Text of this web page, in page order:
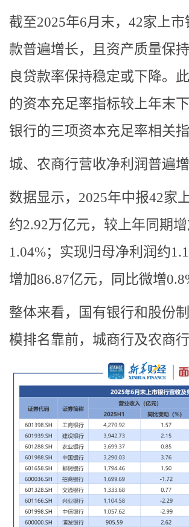
截至2025年6月末，42家上
款普遍增长，且资产质量保
良贷款率保持稳定或下降。
的资本充足率指标较上年末
银行的三项资本充足率相关
城、农商行营收净利润普遍
数据显示，2025年中报42家
约2.92万亿元，较上年同期
1.04%；实现归母净利润约
增加86.87亿元，同比微增
整体来看，国有银行和股份
模排名靠前，城商行及农商